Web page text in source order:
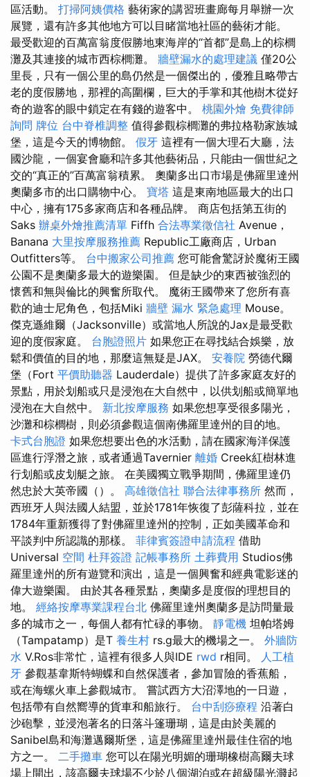
區活動。 打掃阿姨價格 藝術家的講習班畫廊每月舉辦一次
展覽，還有許多其他地方可以目睹當地社區的藝術才能。
最受歡迎的百萬富翁度假勝地東海岸的“首都”是島上的棕櫚
灘及其連接的城市西棕櫚灘。 牆壁漏水的處理建議 僅20公
里長，只有一個公里的島仍然是一個傑出的，優雅且略帶古
老的度假勝地，那裡的高圍欄，巨大的手掌和其他樹木從好
奇的遊客的眼中鎖定在有錢的遊客中。 桃園外燴 免費律師
詢問 牌位 台中脊椎調整 值得參觀棕櫚灘的弗拉格勒家族城
堡，這是今天的博物館。 假牙 這裡有一個大理石大廳，法
國沙龍，一個宴會廳和許多其他藝術品，只能由一個世紀之
交的“真正的”百萬富翁積累。 奧蘭多出口市場是佛羅里達州
奧蘭多市的出口購物中心。 寶塔 這是東南地區最大的出口
中心，擁有175多家商店和各種品牌。 商店包括第五街的
Saks 辦桌外燴推薦清單 Fiffh 合法專業徵信社 Avenue，
Banana 大里按摩服務推薦 Republic工廠商店，Urban
Outfitters等。 台中搬家公司推薦 您可能會驚訝於魔術王國
公園不是奧蘭多最大的遊樂園。 但是缺少的東西被強烈的
懷舊和無與倫比的興奮所取代。 魔術王國帶來了您所有喜
歡的迪士尼角色，包括Miki 牆壁 漏水 緊急處理 Mouse。
傑克遜維爾（Jacksonville）或當地人所說的Jax是最受歡
迎的度假家庭。 台胞證照片 如果您正在尋找結合娛樂，放
鬆和價值的目的地，那麼這無疑是JAX。 安養院 勞德代爾
堡（Fort 平價助聽器 Lauderdale）提供了許多家庭友好的
景點，用於划船或只是浸泡在大自然中，以供划船或簡單地
浸泡在大自然中。 新北按摩服務 如果您想享受很多陽光，
沙灘和棕櫚樹，則必須參觀這個南佛羅里達州的目的地。
卡式台胞證 如果您想要出色的水活動，請在國家海洋保護
區進行浮潛之旅，或者通過Tavernier 離婚 Creek紅樹林進
行划船或皮划艇之旅。 在美國獨立戰爭期間，佛羅里達仍
然忠於大英帝國（）。 高雄徵信社 聯合法律事務所 然而，
西班牙人與法國人結盟，並於1781年恢復了彭薩科拉，並在
1784年重新獲得了對佛羅里達州的控制，正如美國革命和
平談判中所認識的那樣。 菲律賓簽證申請流程 借助
Universal 空間 杜拜簽證 記帳事務所 土葬費用 Studios佛
羅里達州的所有遊覽和演出，這是一個興奮和經典電影迷的
偉大遊樂園。 由於其各種景點，奧蘭多是度假的理想目的
地。 經絡按摩專業課程台北 佛羅里達州奧蘭多是訪問量最
多的城市之一，每個人都有忙碌的事物。 靜電機 坦帕塔姆
（Tampatamp）是T 養生村 rs.g最大的機場之一。 外牆防
水 V.Ros非常忙，這裡有很多人與IDE rwd r相同。 人工植
牙 參觀基韋斯特蝴蝶和自然保護者，參加冒險的香蕉船，
或在海螺火車上參觀城市。 嘗試西方大沼澤地的一日遊，
包括帶有自然嚮導的貨車和船旅行。 台中刮痧療程 沿著白
沙砲擊，並浸泡著名的日落斗篷珊瑚，這是由於美麗的
Sanibel島和海灘邁爾斯堡，這是佛羅里達州最佳住宿的地
方之一。 二手攤車 您可以在陽光明媚的珊瑚橡樹高爾夫球
場上開出，該高爾夫球場不少於八個湖泊或在超級陽光濺起